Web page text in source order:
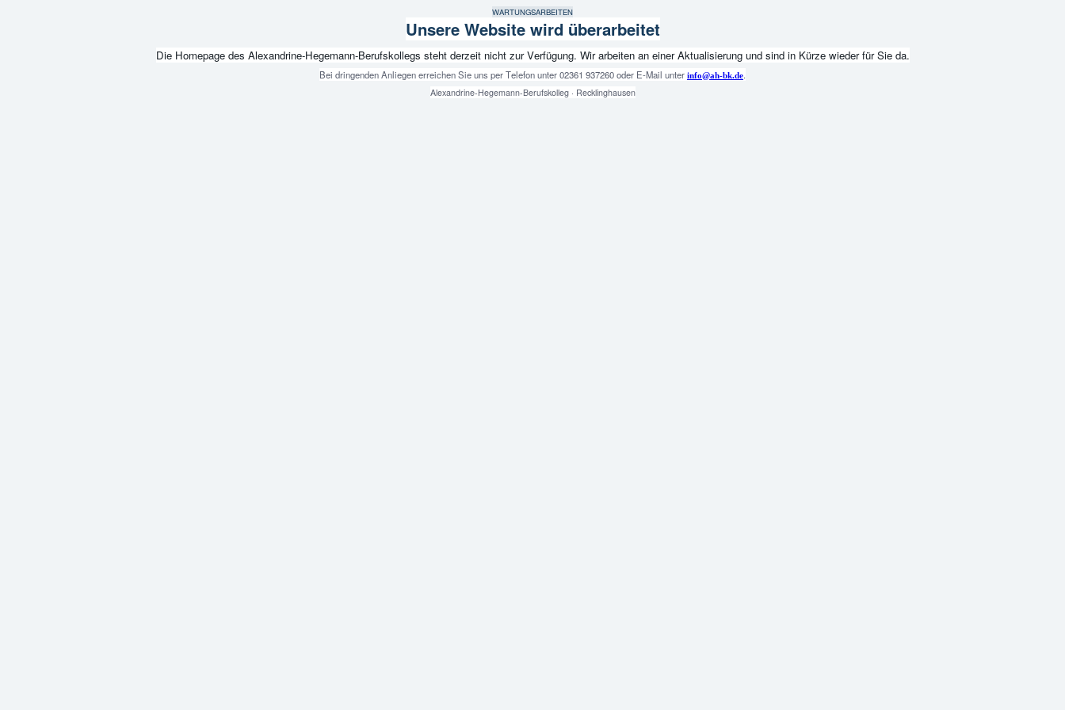
WARTUNGSARBEITEN
Unsere Website wird überarbeitet
Die Homepage des Alexandrine-Hegemann-Berufskollegs steht derzeit nicht zur Verfügung. Wir arbeiten an einer Aktualisierung und sind in Kürze wieder für Sie da.
Bei dringenden Anliegen erreichen Sie uns per Telefon unter 02361 937260 oder E-Mail unter info@ah-bk.de.
Alexandrine-Hegemann-Berufskolleg · Recklinghausen